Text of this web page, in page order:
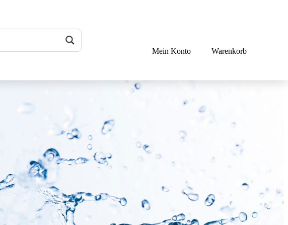
Mein Konto Warenkorb